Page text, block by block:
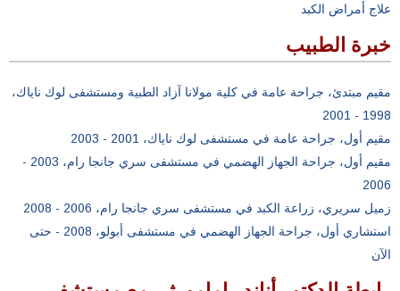
علاج أمراض الكبد
خبرة الطبيب
مقيم مبتدئ، جراحة عامة في كلية مولانا آزاد الطبية ومستشفى لوك ناياك،
1998 - 2001
مقيم أول، جراحة عامة في مستشفى لوك ناياك، 2001 - 2003
مقيم أول، جراحة الجهاز الهضمي في مستشفى سري جانجا رام، 2003 -
2006
زميل سريري، زراعة الكبد في مستشفى سري جانجا رام، 2006 - 2008
استشاري أول، جراحة الجهاز الهضمي في مستشفى أبولو، 2008 - حتى
الآن